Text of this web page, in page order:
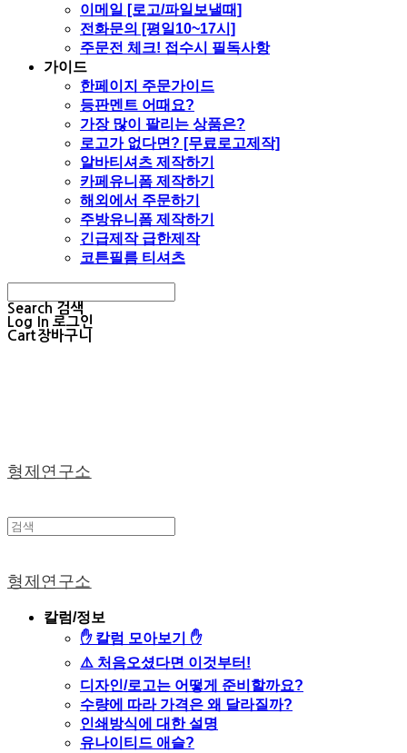
이메일 [로고/파일보낼때]
전화문의 [평일10~17시]
주문전 체크! 접수시 필독사항
가이드
한페이지 주문가이드
등판멘트 어때요?
가장 많이 팔리는 상품은?
로고가 없다면? [무료로고제작]
알바티셔츠 제작하기
카페유니폼 제작하기
해외에서 주문하기
주방유니폼 제작하기
긴급제작 급한제작
코튼필름 티셔츠
Search 검색
Log In 로그인
Cart장바구니
형제연구소
형제연구소
칼럼/정보
✋ 칼럼 모아보기 ✋
⚠️ 처음오셨다면 이것부터!
디자인/로고는 어떻게 준비할까요?
수량에 따라 가격은 왜 달라질까?
인쇄방식에 대한 설명
유나이티드 애슬?